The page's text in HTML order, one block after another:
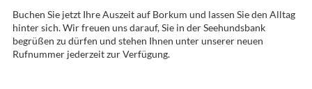
Buchen Sie jetzt Ihre Auszeit auf Borkum und lassen Sie den Alltag
hinter sich. Wir freuen uns darauf, Sie in der Seehundsbank
begrüßen zu dürfen und stehen Ihnen unter unserer neuen
Rufnummer jederzeit zur Verfügung.